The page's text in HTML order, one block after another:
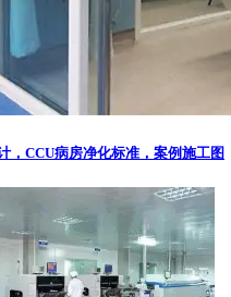
，CCU病房净化标准，案例施工图